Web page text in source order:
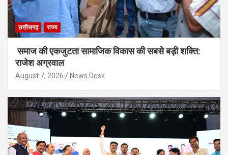
छत्तीसगढ़ राज्य
समाज की एकजुटता सामाजिक विकास की सबसे बड़ी शक्ति:
राजेश अग्रवाल
August 7, 2026 News Desk